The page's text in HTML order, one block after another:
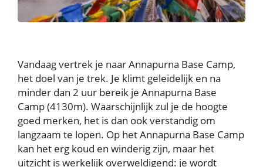
Vandaag vertrek je naar Annapurna Base Camp,
het doel van je trek. Je klimt geleidelijk en na
minder dan 2 uur bereik je Annapurna Base
Camp (4130m). Waarschijnlijk zul je de hoogte
goed merken, het is dan ook verstandig om
langzaam te lopen. Op het Annapurna Base Camp
kan het erg koud en winderig zijn, maar het
uitzicht is werkelijk overweldigend: je wordt